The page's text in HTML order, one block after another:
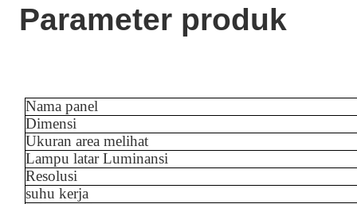
Parameter produk
Nama panel
Dimensi
Ukuran area melihat
Lampu latar Luminansi
Resolusi
suhu kerja